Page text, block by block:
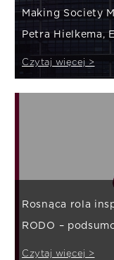
Making Society
Petra Hielkema,
Czytaj więcej >
Rosnąca rola
RODO –
Czytaj więcej >